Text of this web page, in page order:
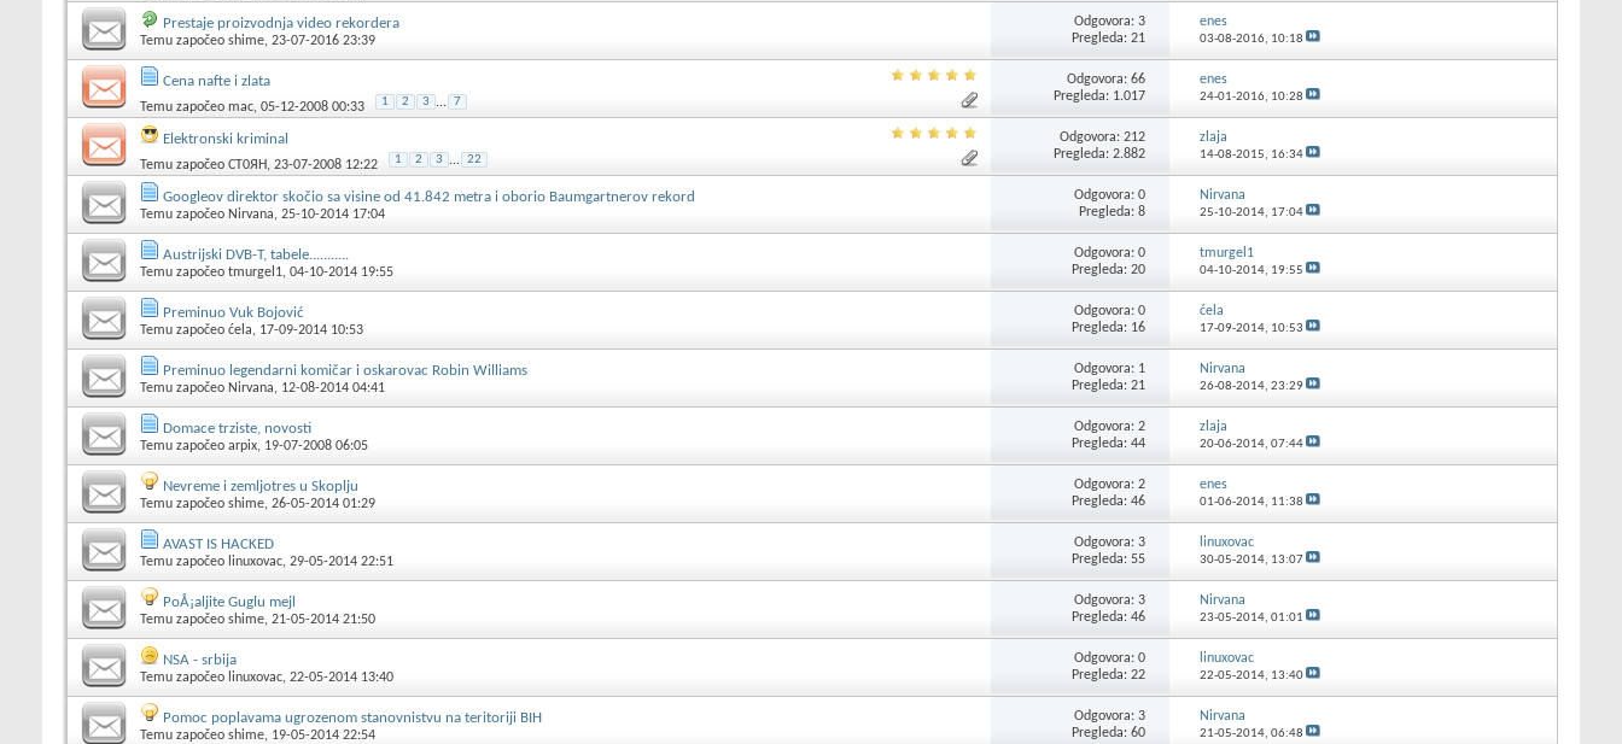
Prestaje proizvodnja video rekordera
Temu započeo shime, 23-07-2016 23:39
Odgovora: 3
Pregleda: 21
enes
03-08-2016, 10:18
Cena nafte i zlata
Temu započeo mac, 05-12-2008 00:33 1 2 3 ... 7
Odgovora: 66
Pregleda: 1.017
enes
24-01-2016, 10:28
Elektronski kriminal
Temu započeo CT0ЯH, 23-07-2008 12:22 1 2 3 ... 22
Odgovora: 212
Pregleda: 2.882
zlaja
14-08-2015, 16:34
Googleov direktor skočio sa visine od 41.842 metra i oborio Baumgartnerov rekord
Temu započeo Nirvana, 25-10-2014 17:04
Odgovora: 0
Pregleda: 8
Nirvana
25-10-2014, 17:04
Austrijski DVB-T, tabele...........
Temu započeo tmurgel1, 04-10-2014 19:55
Odgovora: 0
Pregleda: 20
tmurgel1
04-10-2014, 19:55
Preminuo Vuk Bojović
Temu započeo ćela, 17-09-2014 10:53
Odgovora: 0
Pregleda: 16
ćela
17-09-2014, 10:53
Preminuo legendarni komičar i oskarovac Robin Williams
Temu započeo Nirvana, 12-08-2014 04:41
Odgovora: 1
Pregleda: 21
Nirvana
26-08-2014, 23:29
Domace trziste, novosti
Temu započeo arpix, 19-07-2008 06:05
Odgovora: 2
Pregleda: 44
zlaja
20-06-2014, 07:44
Nevreme i zemljotres u Skoplju
Temu započeo shime, 26-05-2014 01:29
Odgovora: 2
Pregleda: 46
enes
01-06-2014, 11:38
AVAST IS HACKED
Temu započeo linuxovac, 29-05-2014 22:51
Odgovora: 3
Pregleda: 55
linuxovac
30-05-2014, 13:07
PoÅ¡aljite Guglu mejl
Temu započeo shime, 21-05-2014 21:50
Odgovora: 3
Pregleda: 46
Nirvana
23-05-2014, 01:01
NSA - srbija
Temu započeo linuxovac, 22-05-2014 13:40
Odgovora: 0
Pregleda: 22
linuxovac
22-05-2014, 13:40
Pomoc poplavama ugrozenom stanovnistvu na teritoriji BIH
Temu započeo shime, 19-05-2014 22:54
Odgovora: 3
Pregleda: 60
Nirvana
21-05-2014, 06:48